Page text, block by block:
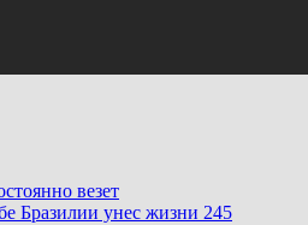
везет
Бразилии унес жизни 245